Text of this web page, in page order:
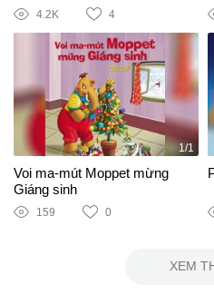
4.2K 4
1/1
Voi ma-mút Moppet mừng
Giáng sinh
159 0
XEM